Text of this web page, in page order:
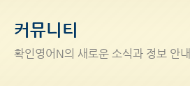
커뮤니티
확인영어 N의 새로운 소식과 정보 안내